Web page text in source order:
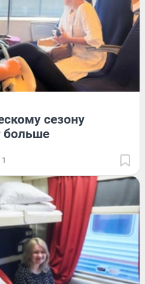
сезону
больше
1